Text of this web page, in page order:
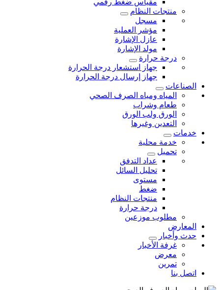
مقياس ضغط رقمي
منتجات النظام
مسجل
مؤشر العملية
عازل الإشارة
مولد الإشارة
درجة حرارة
جهاز استشعار درجة الحرارة
جهاز إرسال درجة الحرارة
الصناعات
المياه ومياه الصرف الصحي
طعام وشراب
الورق ولب الورق
التعدين وغيرها
خدمات
خدمة محلية
تحميل
عداد التدفق
تحليل السائل
مستوى
ضغط
منتجات النظام
درجة حرارة
مطلوب موزعين
المعارض
حدث وأخبار
غرفة الأخبار
معرض
تمرين
اتصل بنا